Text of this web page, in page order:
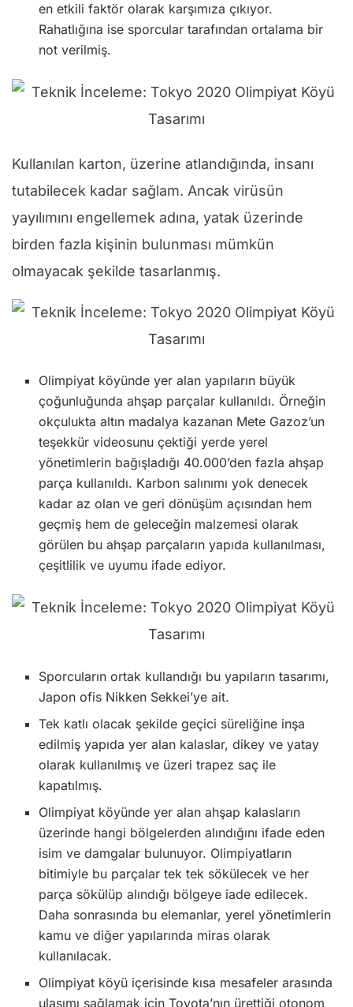
en etkili faktör olarak karşımıza çıkıyor.
Rahatlığına ise sporcular tarafından ortalama bir
not verilmiş.
Kullanılan karton, üzerine atlandığında, insanı
tutabilecek kadar sağlam. Ancak virüsün
yayılımını engellemek adına, yatak üzerinde
birden fazla kişinin bulunması mümkün
olmayacak şekilde tasarlanmış.
Olimpiyat köyünde yer alan yapıların büyük
çoğunluğunda ahşap parçalar kullanıldı. Örneğin
okçulukta altın madalya kazanan Mete Gazoz’un
teşekkür videosunu çektiği yerde yerel
yönetimlerin bağışladığı 40.000’den fazla ahşap
parça kullanıldı. Karbon salınımı yok denecek
kadar az olan ve geri dönüşüm açısından hem
geçmiş hem de geleceğin malzemesi olarak
görülen bu ahşap parçaların yapıda kullanılması,
çeşitlilik ve uyumu ifade ediyor.
Sporcuların ortak kullandığı bu yapıların tasarımı,
Japon ofis Nikken Sekkei’ye ait.
Tek katlı olacak şekilde geçici süreliğine inşa
edilmiş yapıda yer alan kalaslar, dikey ve yatay
olarak kullanılmış ve üzeri trapez saç ile
kapatılmış.
Olimpiyat köyünde yer alan ahşap kalasların
üzerinde hangi bölgelerden alındığını ifade eden
isim ve damgalar bulunuyor. Olimpiyatların
bitimiyle bu parçalar tek tek sökülecek ve her
parça sökülüp alındığı bölgeye iade edilecek.
Daha sonrasında bu elemanlar, yerel yönetimlerin
kamu ve diğer yapılarında miras olarak
kullanılacak.
Olimpiyat köyü içerisinde kısa mesafeler arasında
ulaşımı sağlamak için Toyota’nın ürettiği otonom